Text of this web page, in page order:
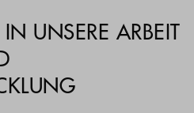
UNSERE ARBEIT